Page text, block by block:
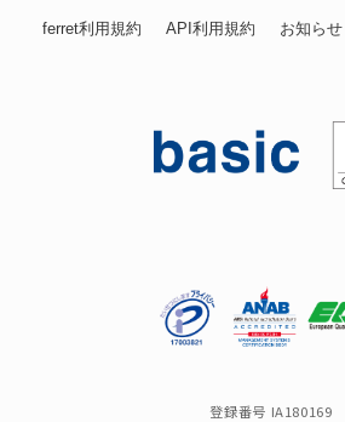
ferret利用規約 API利用規約 お知らせ
登録番号 IA180169